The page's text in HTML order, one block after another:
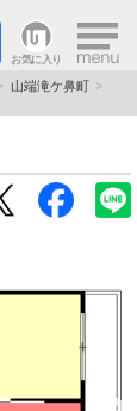
お気に入り ×
山端滝ケ鼻町